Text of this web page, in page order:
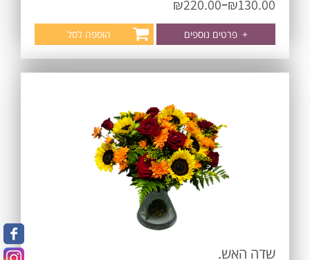
₪130.00
–
₪220.00
+ פרטים נוספים הוספה לסל
שדה האש.